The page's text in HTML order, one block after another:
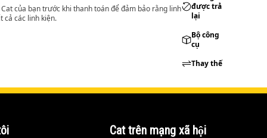
của bạn trước khi thanh toán để đảm bảo rằng linh
cả các linh kiện.
được trả
lại
Bộ công
cụ
Thay thế
Cat trên mạng xã hội